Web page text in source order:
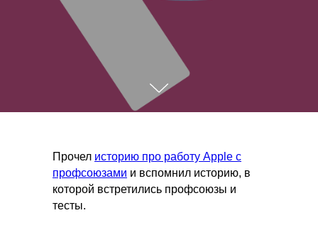
Прочел историю про работу Apple с
профсоюзами и вспомнил историю, в
которой встретились профсоюзы и
тесты.